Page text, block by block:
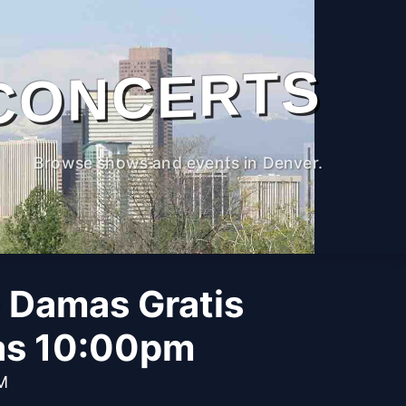
Browse shows and events in Denver.
Gratis
10:00pm